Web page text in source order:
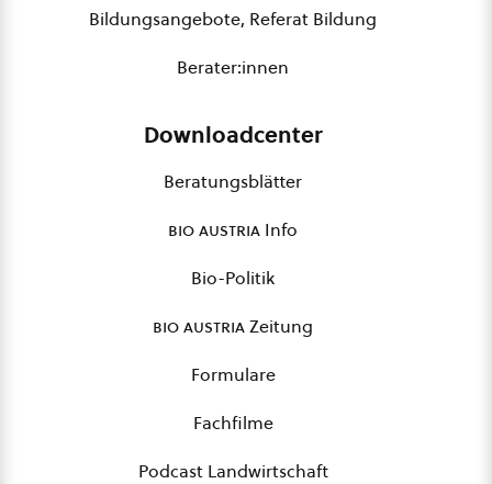
Bildungsangebote, Referat Bildung
Berater:innen
Downloadcenter
Beratungsblätter
bio austria Info
Bio-Politik
bio austriaZeitung
Formulare
Fachfilme
Podcast Landwirtschaft